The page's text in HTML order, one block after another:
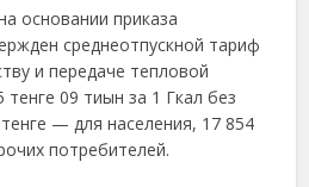
основании приказа
среднеотпускной тариф
и передаче тепловой
тенге 09 тиын за 1 Гкал без
— для населения, 17 854
потребителей.